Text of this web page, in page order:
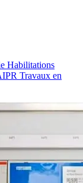
Habilitations
Travaux en